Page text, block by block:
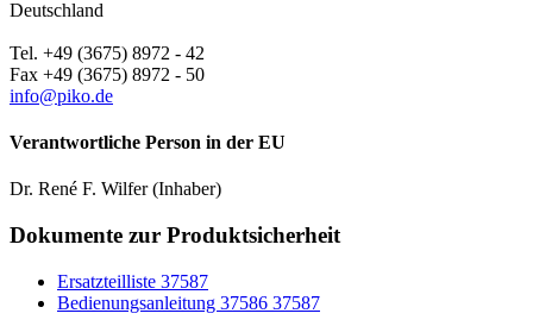
Deutschland
Tel. +49 (3675) 8972 - 42
Fax +49 (3675) 8972 - 50
info@piko.de
Verantwortliche Person in der EU
Dr. René F. Wilfer (Inhaber)
Dokumente zur Produktsicherheit
Ersatzteilliste 37587
Bedienungsanleitung 37586 37587